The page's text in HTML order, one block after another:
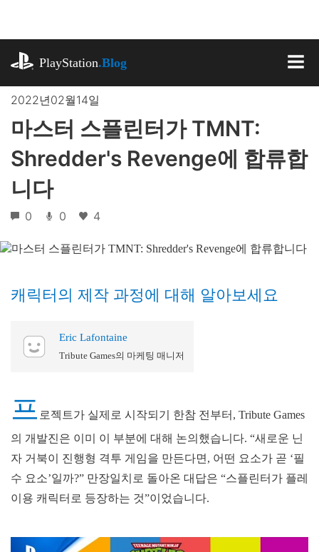
로
뛰
PlayStation.Blog
2022년02월14일
마스터 스플린터가 TMNT:
Shredder's Revenge에 합류합
니다
0 0 4
캐릭터의 제작 과정에 대해 알아보세요
Eric Lafontaine
Tribute Games의 마케팅 매니저
프 로젝트가 실제로 시작되기 한참 전부터, Tribute Games
의 개발진은 이미 이 부분에 대해 논의했습니다. “새로운 닌
자 거북이 진행형 격투 게임을 만든다면, 어떤 요소가 곧 ‘필
수 요소’일까?” 만장일치로 돌아온 대답은 “스플린터가 플레
이용 캐릭터로 등장하는 것”이었습니다.